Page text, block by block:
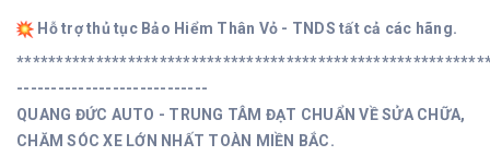
Hỗ trợ thủ tục Bảo Hiểm Thân Vỏ - TNDS tất cả các hãng.
----------------------------
QUANG ĐỨC AUTO - TRUNG TÂM ĐẠT CHUẨN VỀ SỬA CHỮA,
CHĂM SÓC XE LỚN NHẤT TOÀN MIỀN BẮC.